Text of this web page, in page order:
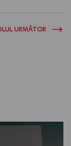
URMĂTOR